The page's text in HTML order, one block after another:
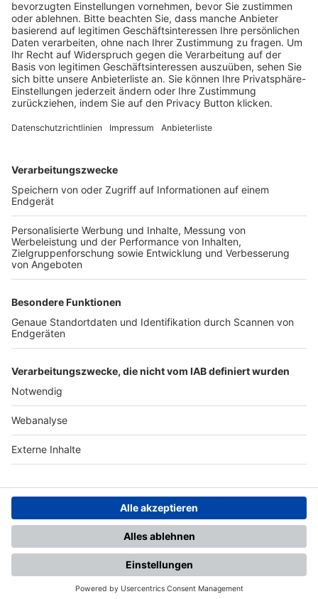
BFV-Geschäftsstellen
Trainerbörse
Login SpielPlus
FOLGE DEM BFV
TOP-VEREINE
TOP-PARTNER
Nutzungsbedingungen Datenschutz Impressum